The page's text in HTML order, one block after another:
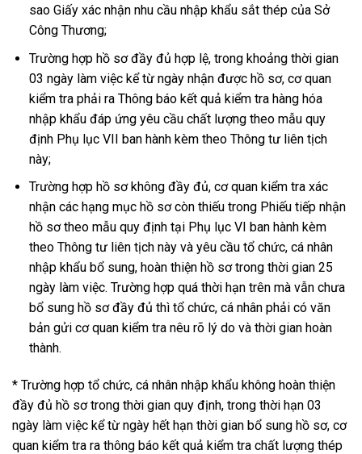
sao Giấy xác nhận nhu cầu nhập khẩu sắt thép của Sở
Công Thương;
Trường hợp hồ sơ đầy đủ hợp lệ, trong khoảng thời gian
03 ngày làm việc kể từ ngày nhận được hồ sơ, cơ quan
kiểm tra phải ra Thông báo kết quả kiểm tra hàng hóa
nhập khẩu đáp ứng yêu cầu chất lượng theo mẫu quy
định Phụ lục VII ban hành kèm theo Thông tư liên tịch
này;
Trường hợp hồ sơ không đầy đủ, cơ quan kiểm tra xác
nhận các hạng mục hồ sơ còn thiếu trong Phiếu tiếp nhận
hồ sơ theo mẫu quy định tại Phụ lục VI ban hành kèm
theo Thông tư liên tịch này và yêu cầu tổ chức, cá nhân
nhập khẩu bổ sung, hoàn thiện hồ sơ trong thời gian 25
ngày làm việc. Trường hợp quá thời hạn trên mà vẫn chưa
bổ sung hồ sơ đầy đủ thì tổ chức, cá nhân phải có văn
bản gửi cơ quan kiểm tra nêu rõ lý do và thời gian hoàn
thành.
* Trường hợp tổ chức, cá nhân nhập khẩu không hoàn thiện
đầy đủ hồ sơ trong thời gian quy định, trong thời hạn 03
ngày làm việc kể từ ngày hết hạn thời gian bổ sung hồ sơ, cơ
quan kiểm tra ra thông báo kết quả kiểm tra chất lượng thép